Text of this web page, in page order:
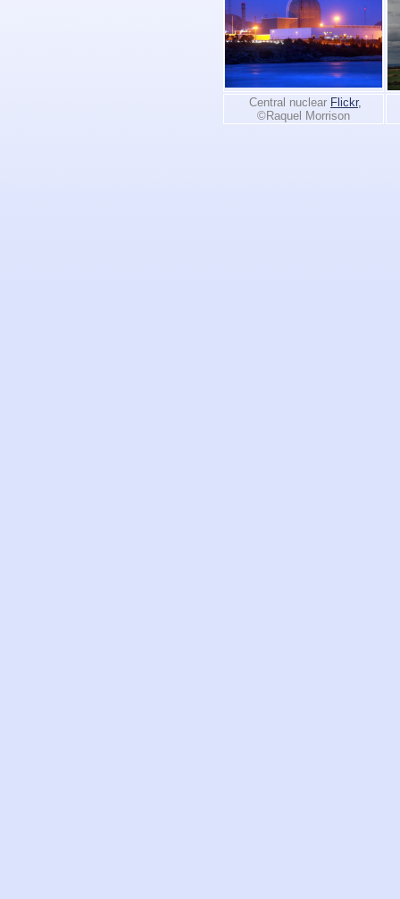
Central nuclear Flickr,
©Raquel Morrison